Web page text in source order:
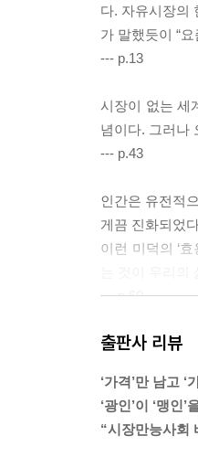
다. 자유시장의
가 말했듯이 “
--- p.13
시장이 없는 세
념이다. 그러나
--- p.43
인간은 유전적
게끔 진화되었
이런 미덕의 ‘
--- p.60
오늘날 10억 명
다. 너무 늦지
--- p.231
출판사 리뷰
‘가격’만 남고
‘광인’이 ‘맹인
“시장만능사회